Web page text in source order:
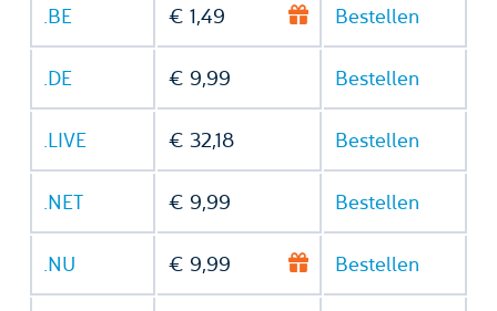
.BE € 1,49 Bestellen
.DE € 9,99 Bestellen
.LIVE € 32,18 Bestellen
.NET € 9,99 Bestellen
.NU € 9,99 Bestellen